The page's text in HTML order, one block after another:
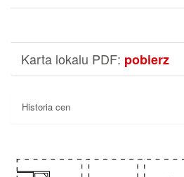
Karta lokalu PDF: pobierz
Historia cen